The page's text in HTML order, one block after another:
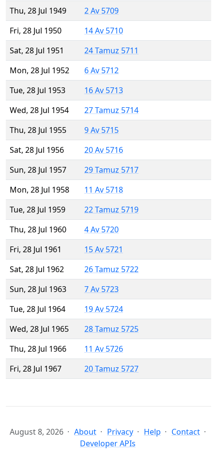
Thu, 28 Jul 1949
2 Av 5709
Fri, 28 Jul 1950
14 Av 5710
Sat, 28 Jul 1951
24 Tamuz 5711
Mon, 28 Jul 1952
6 Av 5712
Tue, 28 Jul 1953
16 Av 5713
Wed, 28 Jul 1954
27 Tamuz 5714
Thu, 28 Jul 1955
9 Av 5715
Sat, 28 Jul 1956
20 Av 5716
Sun, 28 Jul 1957
29 Tamuz 5717
Mon, 28 Jul 1958
11 Av 5718
Tue, 28 Jul 1959
22 Tamuz 5719
Thu, 28 Jul 1960
4 Av 5720
Fri, 28 Jul 1961
15 Av 5721
Sat, 28 Jul 1962
26 Tamuz 5722
Sun, 28 Jul 1963
7 Av 5723
Tue, 28 Jul 1964
19 Av 5724
Wed, 28 Jul 1965
28 Tamuz 5725
Thu, 28 Jul 1966
11 Av 5726
Fri, 28 Jul 1967
20 Tamuz 5727
August 8, 2026 About Privacy Help
Contact
Developer APIs